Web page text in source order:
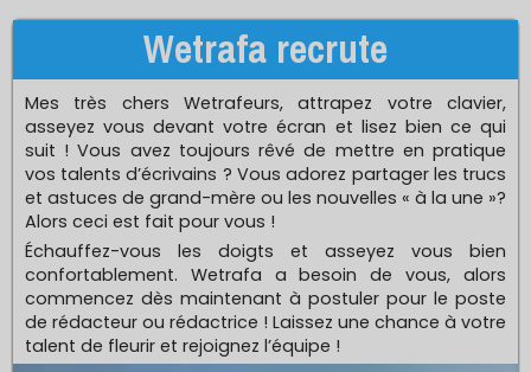
Wetrafa recrute
Mes très chers Wetrafeurs, attrapez votre clavier,
asseyez vous devant votre écran et lisez bien ce qui
suit ! Vous avez toujours rêvé de mettre en pratique
vos talents d’écrivains ? Vous adorez partager les trucs
et astuces de grand-mère ou les nouvelles « à la une »?
Alors ceci est fait pour vous !
Échauffez-vous les doigts et asseyez vous bien
confortablement. Wetrafa a besoin de vous, alors
commencez dès maintenant à postuler pour le poste
de rédacteur ou rédactrice ! Laissez une chance à votre
talent de fleurir et rejoignez l’équipe !